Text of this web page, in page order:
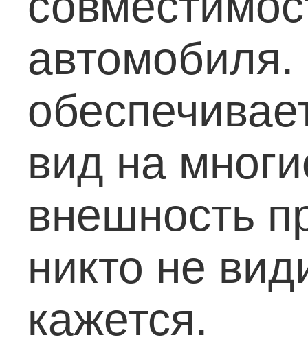
вид на
внешность
никто не
кажется.